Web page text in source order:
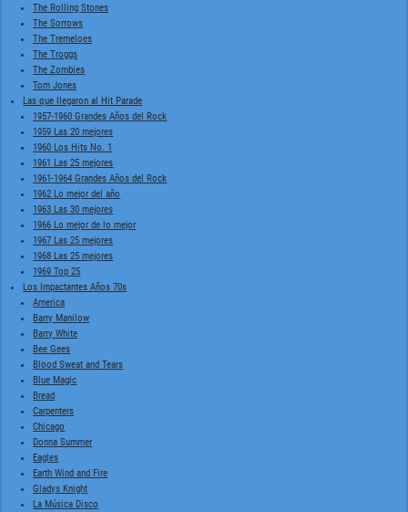
The Rolling Stones
The Sorrows
The Tremeloes
The Troggs
The Zombies
Tom Jones
Las que llegaron al Hit Parade
1957-1960 Grandes Años del Rock
1959 Las 20 mejores
1960 Los Hits No. 1
1961 Las 25 mejores
1961-1964 Grandes Años del Rock
1962 Lo mejor del año
1963 Las 30 mejores
1966 Lo mejor de lo mejor
1967 Las 25 mejores
1968 Las 25 mejores
1969 Top 25
Los Impactantes Años 70s
America
Barry Manilow
Barry White
Bee Gees
Blood Sweat and Tears
Blue Magic
Bread
Carpenters
Chicago
Donna Summer
Eagles
Earth Wind and Fire
Gladys Knight
La Música Disco